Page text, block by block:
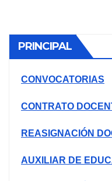
PRINCIPAL
CONVOCATORIAS
CONTRATO
REASIGNACIÓN
AUXILIAR DE